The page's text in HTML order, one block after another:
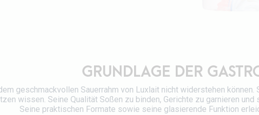
GRUNDLAGE DER
geschmackvollen Sauerrahm von Luxlait nicht widerstehen
wissen. Seine Qualität Soßen zu binden, Gerichte zu garnieren
Seine praktischen Formate sowie seine glasierende Funktion